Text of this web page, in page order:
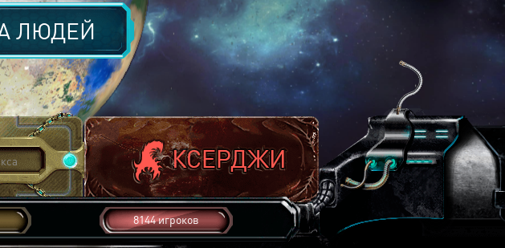
ЛЮДЕЙ
8144 игроков